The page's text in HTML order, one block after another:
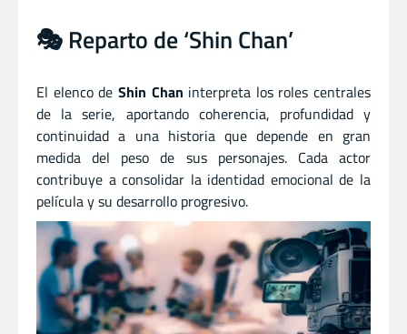
🎭 Reparto de ‘Shin Chan’
El elenco de Shin Chan interpreta los roles centrales
de la serie, aportando coherencia, profundidad y
continuidad a una historia que depende en gran
medida del peso de sus personajes. Cada actor
contribuye a consolidar la identidad emocional de la
película y su desarrollo progresivo.